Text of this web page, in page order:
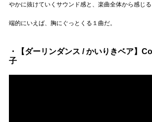
やかに抜けていくサウンド感と、楽曲全体から感じる
端的にいえば、胸にぐっとくる１曲だ。
・【ダーリンダンス / かいりきベア】
子